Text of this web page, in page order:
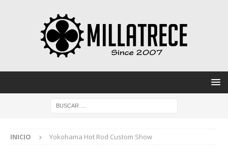
INICIO Yokohama Hot Rod Custom Show